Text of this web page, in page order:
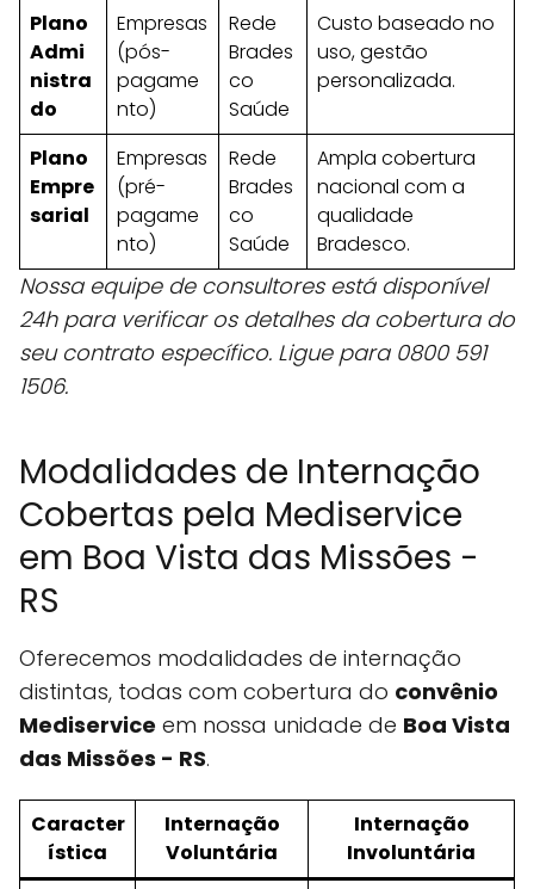
Plano
Admi
nistra
do
Empresas
(pós-
pagame
nto)
Rede
Brades
co
Saúde
Custo baseado no
uso, gestão
personalizada.
Plano
Empre
sarial
Empresas
(pré-
pagame
nto)
Rede
Brades
co
Saúde
Ampla cobertura
nacional com a
qualidade
Bradesco.
Nossa equipe de consultores está disponível
24h para verificar os detalhes da cobertura do
seu contrato específico. Ligue para 0800 591
1506.
Modalidades de Internação
Cobertas pela Mediservice
em Boa Vista das Missões -
RS
Oferecemos modalidades de internação
distintas, todas com cobertura do convênio
Mediservice em nossa unidade de Boa Vista
das Missões - RS.
Caracter
ística
Internação
Voluntária
Internação
Involuntária